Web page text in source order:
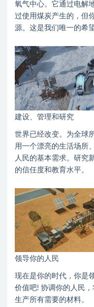
氧气中心。它通过电解
过使用煤炭产生的，但
源。这是我们唯一的希
建设、管理和研究
世界已经改变。为全球
用一个漂亮的生活场所
人民的基本需求。研究
的信任度和教育水平。
领导你的人民
现在是你的时代，你是
价值吧! 协调你的人民
生产所有需要的材料。